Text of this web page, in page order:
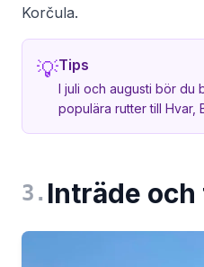
Korčula.
💡Tips
I juli och augusti bör du
populära rutter till Hvar,
3 . Inträde